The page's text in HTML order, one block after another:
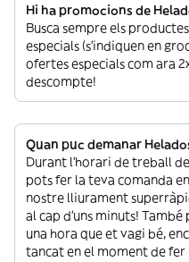
Hi ha promocions de
Busca sempre els
especials (s’indiquen en
ofertes especials com ara
descompte!
Quan puc demanar
Durant l’horari de treball
pots fer la teva comanda
nostre lliurament
al cap d’uns minuts!
una hora que et vagi bé,
tancat en el moment de fer